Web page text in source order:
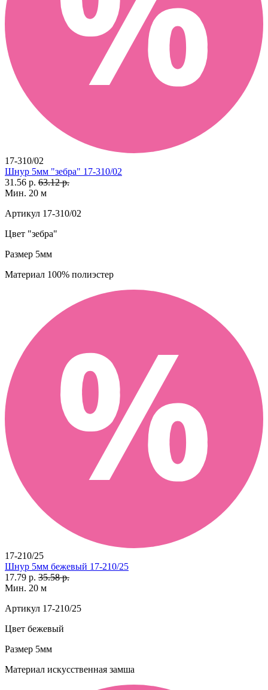
17-310/02
Шнур 5мм "зебра" 17-310/02
31.56 р. 63.12 р.
Мин. 20 м
Артикул 17-310/02
Цвет "зебра"
Размер 5мм
Материал 100% полиэстер
17-210/25
Шнур 5мм бежевый 17-210/25
17.79 р. 35.58 р.
Мин. 20 м
Артикул 17-210/25
Цвет бежевый
Размер 5мм
Материал искусственная замша